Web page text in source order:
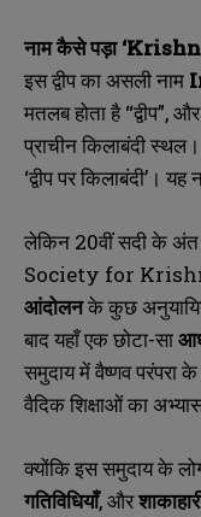
नाम कैसे पड़ा ‘
इस द्वीप का असली नाम
मतलब होता है “द्वीप”,और
प्राचीन किलाबंदी स्थल।
‘द्वीप पर किलाबंदी’।
लेकिन 20वीं सदी के
Society for
आंदोलनके कुछ
बाद यहाँ एक छोटा-सा
समुदाय में वैष्णव परंपरा
वैदिक शिक्षाओं का
क्योंकि इस समुदाय के
गतिविधियाँ,और